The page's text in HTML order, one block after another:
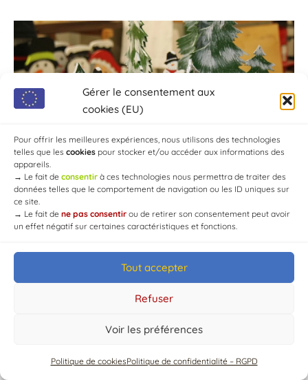
Gérer le consentement aux
cookies (EU)
Pour offrir les meilleures expériences, nous utilisons des technologies
telles que les cookies pour stocker et/ou accéder aux informations des
appareils.
→ Le fait de consentir à ces technologies nous permettra de traiter des
données telles que le comportement de navigation ou les ID uniques sur
ce site.
→ Le fait de ne pas consentir ou de retirer son consentement peut avoir
un effet négatif sur certaines caractéristiques et fonctions.
Tout accepter
Refuser
Voir les préférences
Politique de cookiesPolitique de confidentialité – RGPD
© Mairie de Chaource [2004-2024] | Tous droits réservés.
WEB3-DESIGN